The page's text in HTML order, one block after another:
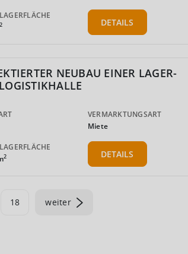
2 DETAILS
NEUBAU EINER LAGER-
VERMARKTUNGSART
Miete
2 DETAILS
18 weiter